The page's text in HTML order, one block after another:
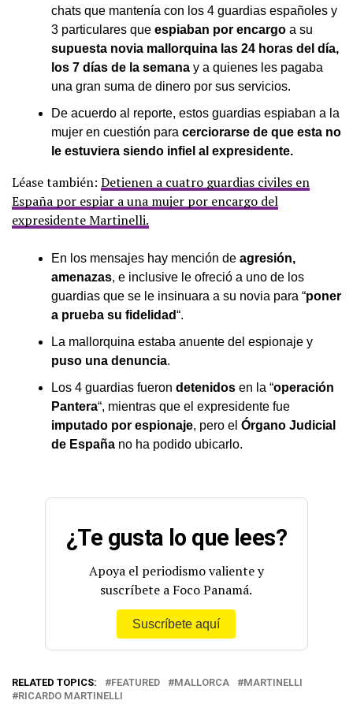
chats que mantenía con los 4 guardias españoles y
3 particulares que espiaban por encargo a su
supuesta novia mallorquina las 24 horas del día,
los 7 días de la semana y a quienes les pagaba
una gran suma de dinero por sus servicios.
De acuerdo al reporte, estos guardias espiaban a la
mujer en cuestión para cerciorarse de que esta no
le estuviera siendo infiel al expresidente.
Léase también: Detienen a cuatro guardias civiles en
España por espiar a una mujer por encargo del
expresidente Martinelli.
En los mensajes hay mención de agresión,
amenazas, e inclusive le ofreció a uno de los
guardias que se le insinuara a su novia para “poner
a prueba su fidelidad“.
La mallorquina estaba anuente del espionaje y
puso una denuncia.
Los 4 guardias fueron detenidos en la “operación
Pantera“, mientras que el expresidente fue
imputado por espionaje, pero el Órgano Judicial
de España no ha podido ubicarlo.
¿Te gusta lo que lees?
Apoya el periodismo valiente y
suscríbete a Foco Panamá.
Suscríbete aquí
RELATED TOPICS: FEATURED MALLORCA
MARTINELLI
RICARDO MARTINELLI